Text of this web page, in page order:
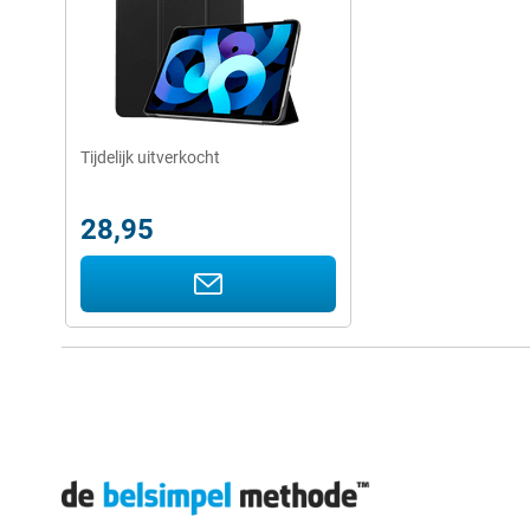
Tijdelijk uitverkocht
28,95